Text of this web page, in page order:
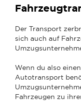
Der Transport
sich auch auf
Wenn du also
Autotransport
Fahrzeugen zu